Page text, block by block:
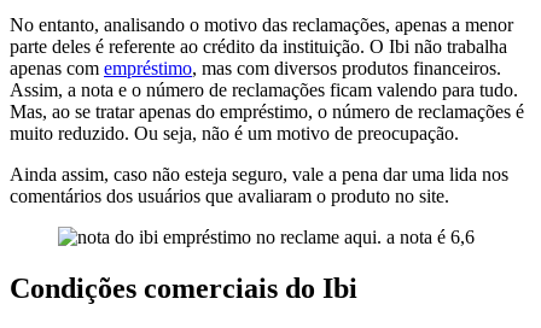
No entanto, analisando o motivo das reclamações, apenas a menor
parte deles é referente ao crédito da instituição. O Ibi não trabalha
apenas com empréstimo, mas com diversos produtos financeiros.
Assim, a nota e o número de reclamações ficam valendo para tudo.
Mas, ao se tratar apenas do empréstimo, o número de reclamações é
muito reduzido. Ou seja, não é um motivo de preocupação.
Ainda assim, caso não esteja seguro, vale a pena dar uma lida nos
comentários dos usuários que avaliaram o produto no site.
Condições comerciais do Ibi